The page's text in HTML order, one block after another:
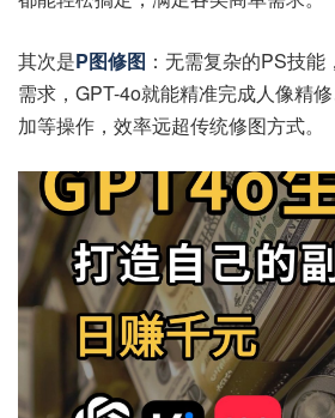
其次是P图修图 ：无需复杂的PS技
需求，GPT-4o就能精准完成人像精
加等操作，效率远超传统修图方式。